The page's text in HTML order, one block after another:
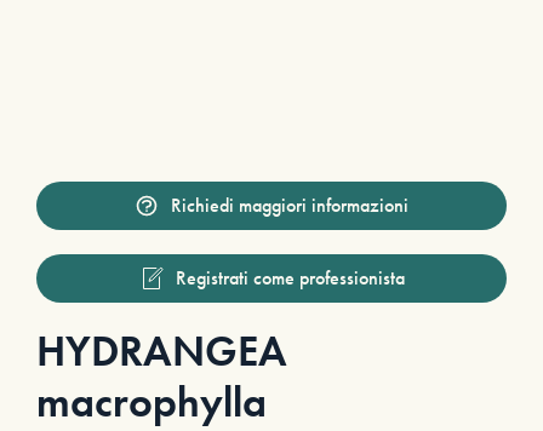
Richiedi maggiori informazioni
Registrati come professionista
HYDRANGEA
macrophylla